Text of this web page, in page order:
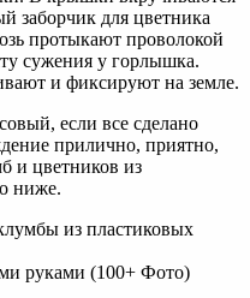
заборчик для цветника
протыкают проволокой
сужения у горлышка.
и фиксируют на земле.
если все сделано
прилично, приятно,
и цветников из
ниже.
из пластиковых